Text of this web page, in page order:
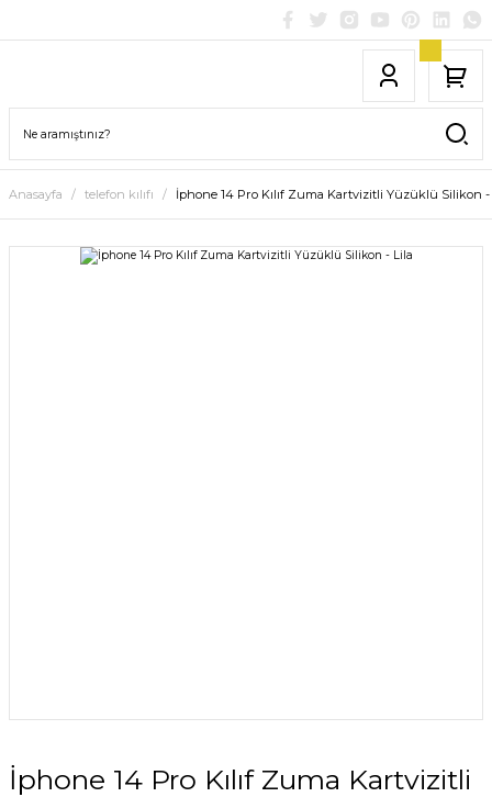
Anasayfa telefon kılıfı İphone 14 Pro Kılıf Zuma Kartvizitli Yüzüklü Silikon -
İphone 14 Pro Kılıf Zuma Kartvizitli